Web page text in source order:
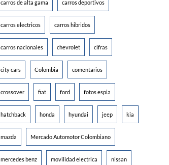
carros de alta gama carros deportivos
carros electricos carros hibridos
carros nacionales chevrolet cifras
city cars Colombia comentarios
crossover fiat ford fotos espia
hatchback honda hyundai jeep kia
mazda Mercado Automotor Colombiano
mercedes benz movilidad electrica nissan